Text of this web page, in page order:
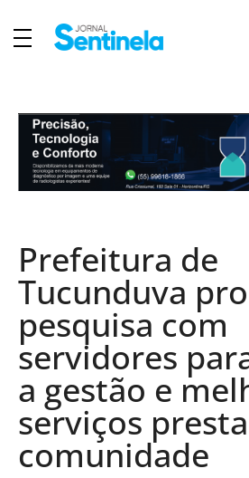
Prefeitura de
Tucunduva
pesquisa com
servidores
a gestão e
serviços
comunidade